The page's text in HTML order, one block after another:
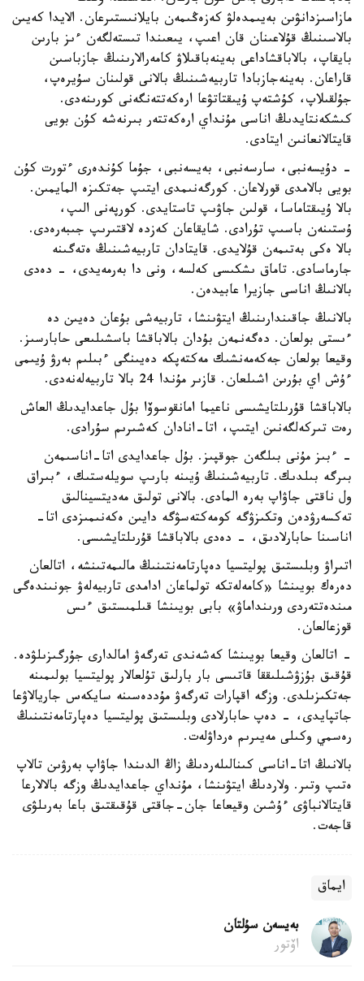
مازاسىزدانۋىن بەيىمدەلۋ كەزەڭىمەن بايلانىستىرعان. الايدا كەيىن
بالاسىنىڭ قۇلاعىنان قان اعىپ، يىعىندا تىستەلگەن ءىز بارىن
بايقاپ، بالاباقشاداعى بەينەباقىلاۋ كامەرالارىنىڭ جازباسىن
قاراعان. بەينەجازبادا تاربيەشىنىڭ بالانى قولىنان سۇيرەپ،
جۇلقىلاپ، كۇشتەپ ۇيىقتاتۋعا ارەكەتتەنگەنى كورىنەدى.
كىشكەنتايدىڭ اناسى مۇنداي ارەكەتتەر بىرنەشە كۇن بويى
قايتالانعانىن ايتادى.
- دۇيسەنبى، سارسەنبى، بەيسەنبى، جۇما كۇندەرى ءتورت كۇن
بويى بالامدى قورلاعان. كورگەنىمدى ايتىپ جەتكىزە المايمىن.
بالا ۇيىقتاماسا، قولىن جاۋىپ تاستايدى. كورپەنى الىپ،
ۇستىنەن باسىپ تۇرادى. شايقاعان كەزدە لاقتىرىپ جىبەرەدى.
بالا ەكى بەتىمەن قۇلايدى. قايتادان تاربيەشىنىڭ ەتەگىنە
جارماسادى. تاماق ىشكىسى كەلسە، ونى دا بەرمەيدى، - دەدى
بالانىڭ اناسى جازيرا عابيدەن.
بالانىڭ جاقىندارىنىڭ ايتۋىنشا، تاربيەشى بۇعان دەيىن دە
ءىستى بولعان. دەگەنمەن بۇدان بالاباقشا باسشىلىعى حابارسىز.
وقيعا بولعان جەكەمەنشىك مەكتەپكە دەيىنگى ءبىلىم بەرۋ ۇيىمى
ءۇش اي بۇرىن اشىلعان. قازىر مۇندا 24 بالا تاربيەلەنەدى.
بالاباقشا قۇرىلتايشىسى ناعيما امانقوسوۆا بۇل جاعدايدىڭ العاش
رەت تىركەلگەنىن ايتىپ، اتا-انادان كەشىرىم سۇرادى.
- ءبىز مۇنى بىلگەن جوقپىز. بۇل جاعدايدى اتا-اناسىمەن
بىرگە بىلدىك. تاربيەشىنىڭ ۇيىنە بارىپ سويلەستىك، ءبىراق
ول ناقتى جاۋاپ بەرە المادى. بالانى تولىق مەديتسينالىق
تەكسەرۋدەن وتكىزۋگە كومەكتەسۋگە دايىن ەكەنىمىزدى اتا-
اناسىنا حابارلادىق، - دەدى بالاباقشا قۇرىلتايشىسى.
اتىراۋ وبلىستىق پوليتسيا دەپارتامەنتىنىڭ مالىمەتىنشە، اتالعان
دەرەك بويىنشا «كامەلەتكە تولماعان ادامدى تاربيەلەۋ جونىندەگى
مىندەتتەردى ورىنداماۋ» بابى بويىنشا قىلمىستىق ءىس
قوزعالعان.
- اتالعان وقيعا بويىنشا كەشەندى تەرگەۋ امالدارى جۇرگىزىلۋدە.
قۇقىق بۇزۋشىلىققا قاتىسى بار بارلىق تۇلعالار پوليتسيا بولىمىنە
جەتكىزىلدى. وزگە اقپارات تەرگەۋ مۇددەسىنە سايكەس جاريالاۋعا
جاتپايدى، - دەپ حابارلادى وبلىستىق پوليتسيا دەپارتامەنتىنىڭ
رەسمي وكىلى مەيىرىم ەرداۋلەت.
بالانىڭ اتا-اناسى كىنالىلەردىڭ زاڭ الدىندا جاۋاپ بەرۋىن تالاپ
ەتىپ وتىر. ولاردىڭ ايتۋىنشا، مۇنداي جاعدايدىڭ وزگە بالالارعا
قايتالانباۋى ءۇشىن وقيعاعا جان-جاقتى قۇقىقتىق باعا بەرىلۋى
قاجەت.
ايماق
بەيسەن سۇلتان
اۆتور